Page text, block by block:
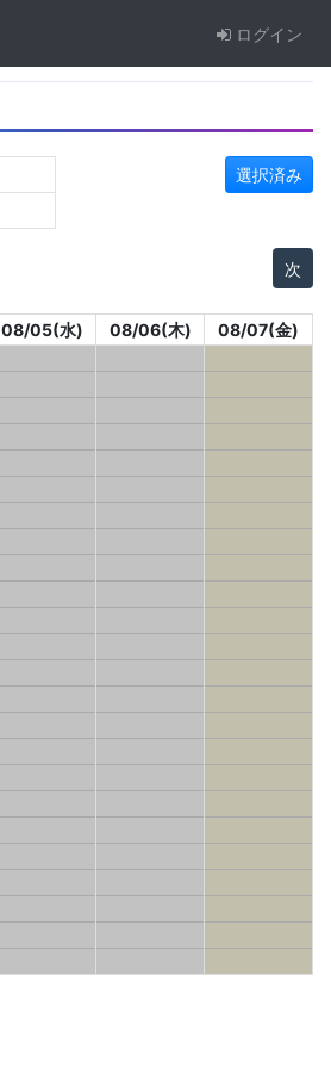
ログイン
選択済み
次
08/05(水) 08/06(木)
08/07(金)